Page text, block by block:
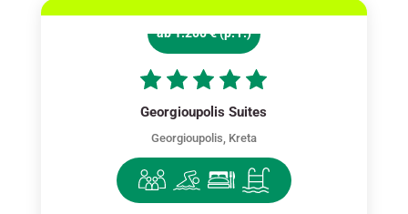
ab 1.200 € (p. P.)
Georgioupolis Suites
Georgioupolis, Kreta